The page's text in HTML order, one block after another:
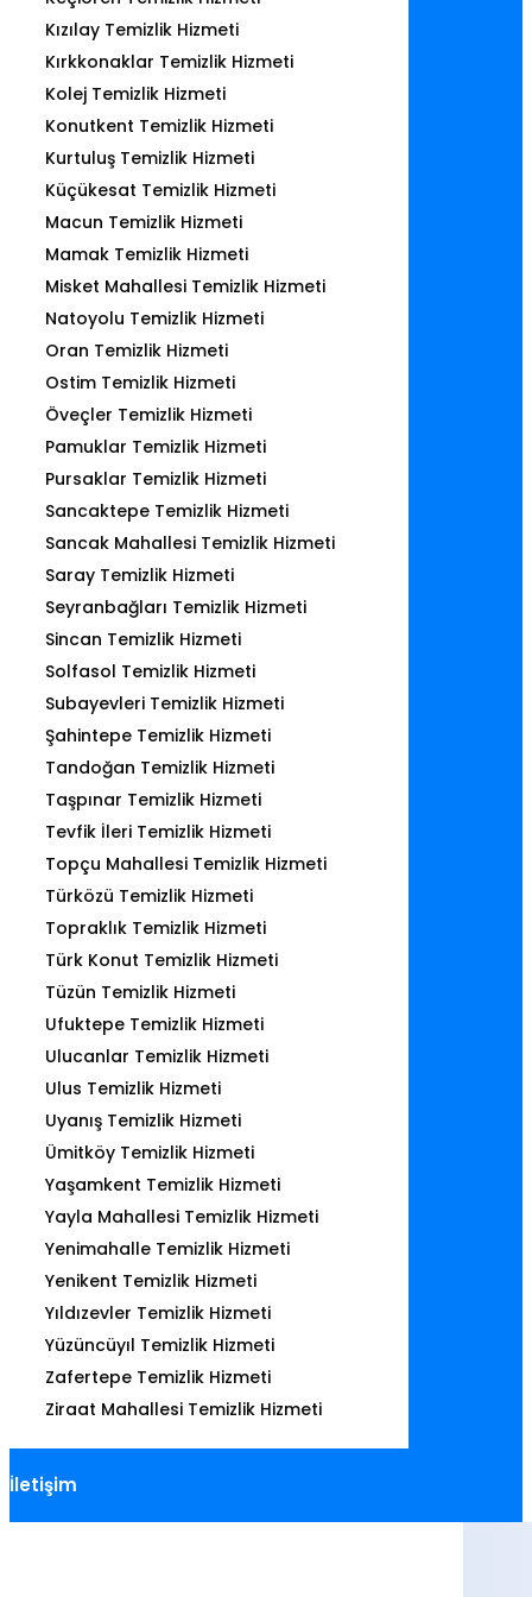
Kızılay Temizlik Hizmeti
Kırkkonaklar Temizlik Hizmeti
Kolej Temizlik Hizmeti
Konutkent Temizlik Hizmeti
Kurtuluş Temizlik Hizmeti
Küçükesat Temizlik Hizmeti
Macun Temizlik Hizmeti
Mamak Temizlik Hizmeti
Misket Mahallesi Temizlik Hizmeti
Natoyolu Temizlik Hizmeti
Oran Temizlik Hizmeti
Ostim Temizlik Hizmeti
Öveçler Temizlik Hizmeti
Pamuklar Temizlik Hizmeti
Pursaklar Temizlik Hizmeti
Sancaktepe Temizlik Hizmeti
Sancak Mahallesi Temizlik Hizmeti
Saray Temizlik Hizmeti
Seyranbağları Temizlik Hizmeti
Sincan Temizlik Hizmeti
Solfasol Temizlik Hizmeti
Subayevleri Temizlik Hizmeti
Şahintepe Temizlik Hizmeti
Tandoğan Temizlik Hizmeti
Taşpınar Temizlik Hizmeti
Tevfik İleri Temizlik Hizmeti
Topçu Mahallesi Temizlik Hizmeti
Türközü Temizlik Hizmeti
Topraklık Temizlik Hizmeti
Türk Konut Temizlik Hizmeti
Tüzün Temizlik Hizmeti
Ufuktepe Temizlik Hizmeti
Ulucanlar Temizlik Hizmeti
Ulus Temizlik Hizmeti
Uyanış Temizlik Hizmeti
Ümitköy Temizlik Hizmeti
Yaşamkent Temizlik Hizmeti
Yayla Mahallesi Temizlik Hizmeti
Yenimahalle Temizlik Hizmeti
Yenikent Temizlik Hizmeti
Yıldızevler Temizlik Hizmeti
Yüzüncüyıl Temizlik Hizmeti
Zafertepe Temizlik Hizmeti
Ziraat Mahallesi Temizlik Hizmeti
İletişim